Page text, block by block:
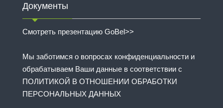
Документы
Смотреть презентацию GoBel>>
Мы заботимся о вопросах конфиденциальности и
обрабатываем Ваши данные в соответствии с
ПОЛИТИКОЙ В ОТНОШЕНИИ ОБРАБОТКИ
ПЕРСОНАЛЬНЫХ ДАННЫХ